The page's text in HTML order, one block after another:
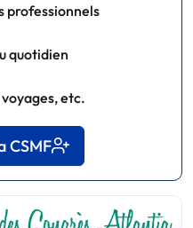
professionnels
quotidien
etc.
CSMF